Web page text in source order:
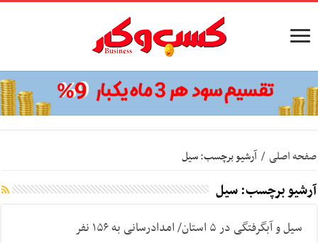
صفحه اصلی / آرشیو برچسب: سیل
آرشیو برچسب:سیل
سیل و آبگرفتگی در ۵ استان/ امدادرسانی به ۱۵۶ نفر